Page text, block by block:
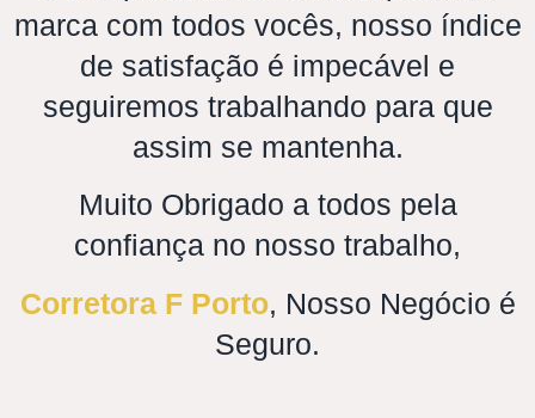
marca com todos vocês, nosso índice
de satisfação é impecável e
seguiremos trabalhando para que
assim se mantenha.
Muito Obrigado a todos pela
confiança no nosso trabalho,
Corretora F Porto, Nosso Negócio é
Seguro.